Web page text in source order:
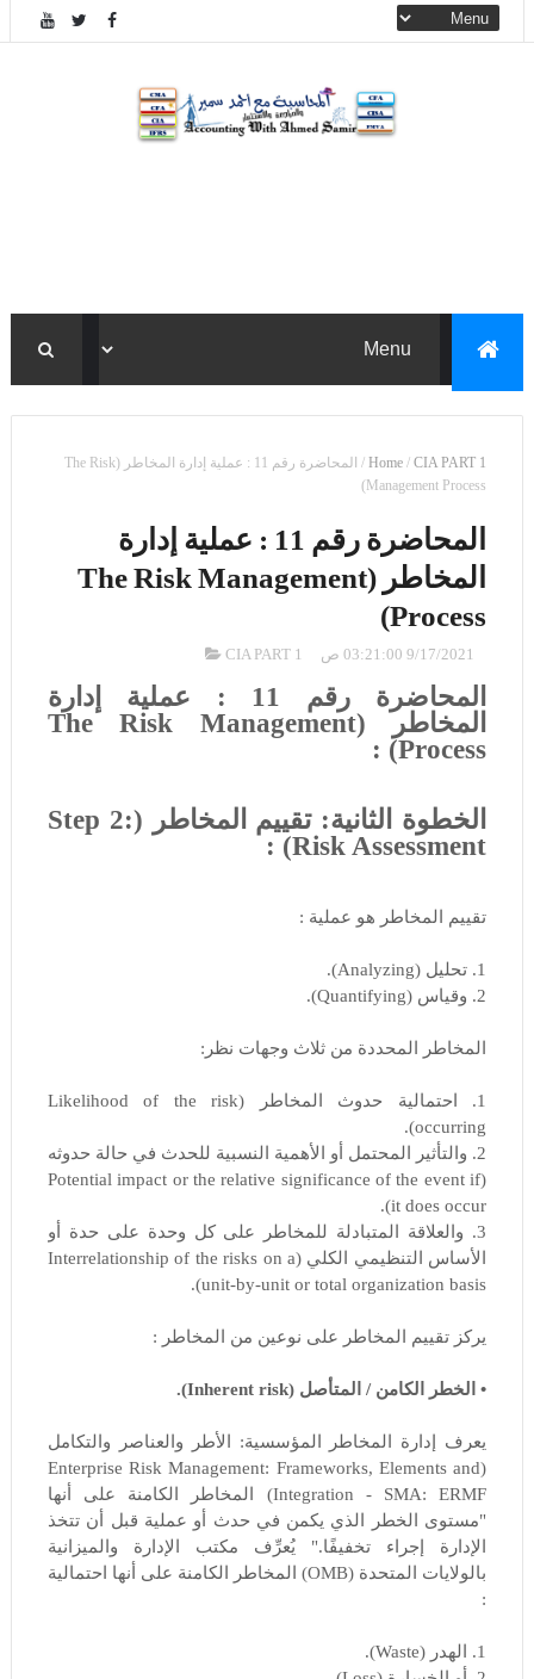
Home / CIA PART 1
/
المحاضرة رقم 11 : عملية إدارة المخاطر (The Risk
Management Process)
المحاضرة رقم 11 : عملية إدارة
المخاطر (The Risk Management
Process)
9/17/2021 03:21:00 ص CIA PART 1
المحاضرة رقم 11 : عملية إدارة
المخاطر (The Risk Management
Process) :
الخطوة الثانية: تقييم المخاطر (Step 2:
Risk Assessment) :
تقييم المخاطر هو عملية :
1. تحليل (Analyzing).
2. وقياس (Quantifying).
المخاطر المحددة من ثلاث وجهات نظر:
1. احتمالية حدوث المخاطر (Likelihood of the risk
occurring).
2. والتأثير المحتمل أو الأهمية النسبية للحدث في حالة حدوثه
(Potential impact or the relative significance of the event if
it does occur).
3. والعلاقة المتبادلة للمخاطر على كل وحدة على حدة أو
الأساس التنظيمي الكلي (Interrelationship of the risks on a
unit-by-unit or total organization basis).
يركز تقييم المخاطر على نوعين من المخاطر :
• الخطر الكامن / المتأصل (Inherent risk).
يعرف إدارة المخاطر المؤسسية: الأطر والعناصر والتكامل
(Enterprise Risk Management: Frameworks, Elements and
Integration - SMA: ERMF) المخاطر الكامنة على أنها
"مستوى الخطر الذي يكمن في حدث أو عملية قبل أن تتخذ
الإدارة إجراء تخفيفًا." يُعرِّف مكتب الإدارة والميزانية
بالولايات المتحدة (OMB) المخاطر الكامنة على أنها احتمالية
:
1. الهدر (Waste).